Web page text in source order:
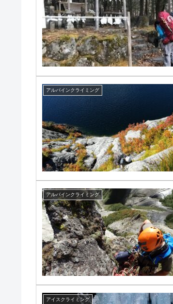
アルパインクライミング
アルパインクライミング
アイスクライミング